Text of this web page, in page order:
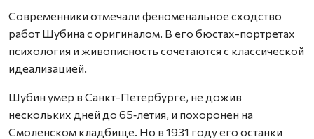
Современники отмечали феноменальное сходство
работ Шубина с оригиналом. В его бюстах-портретах
психология и живописность сочетаются с классической
идеализацией.
Шубин умер в Санкт-Петербурге, не дожив
нескольких дней до 65‑летия, и похоронен на
Смоленском кладбище. Но в 1931 году его останки